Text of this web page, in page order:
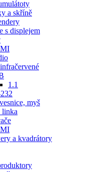
a skříně
s displejem
1.1
myš
linka
a kvadrátory